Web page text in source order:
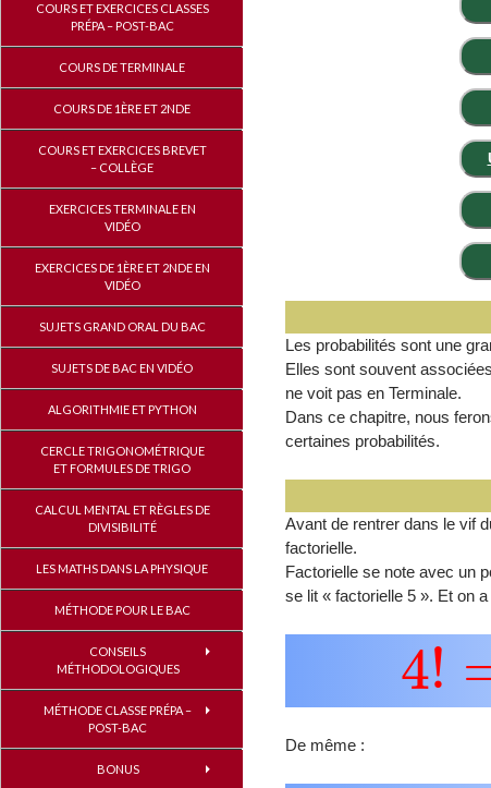
Les probabilités sont une
Elles sont souvent
ne voit pas en Terminale.
Dans ce chapitre, nous
certaines probabilités.
Avant de rentrer dans le vif
factorielle.
Factorielle se note avec un
se lit « factorielle 5 ». Et on
4!=
De même :
COURS ET EXERCICES CLASSES
PRÉPA – POST-BAC
COURS DE TERMINALE
COURS DE 1ÈRE ET 2NDE
COURS ET EXERCICES BREVET
– COLLÈGE
EXERCICES TERMINALE EN
VIDÉO
EXERCICES DE 1ÈRE ET 2NDE EN
VIDÉO
SUJETS GRAND ORAL DU BAC
SUJETS DE BAC EN VIDÉO
ALGORITHMIE ET PYTHON
CERCLE TRIGONOMÉTRIQUE
ET FORMULES DE TRIGO
CALCUL MENTAL ET RÈGLES DE
DIVISIBILITÉ
LES MATHS DANS LA PHYSIQUE
MÉTHODE POUR LE BAC
CONSEILS
MÉTHODOLOGIQUES
MÉTHODE CLASSE PRÉPA –
POST-BAC
BONUS